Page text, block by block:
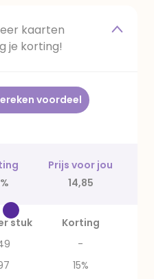
kaarten
je korting!
voordeel
Prijs voor jou
14,85
stuk
Korting
-
15%